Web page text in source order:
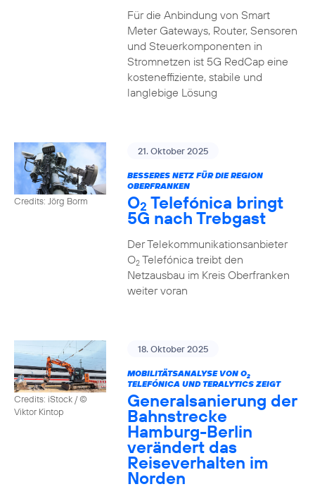
Für die Anbindung von Smart
Meter Gateways, Router, Sensoren
und Steuerkomponenten in
Stromnetzen ist 5G RedCap eine
kosteneffiziente, stabile und
langlebige Lösung
Credits: Jörg Borm
21. Oktober 2025
BESSERES NETZ FÜR DIE REGION
OBERFRANKEN
O2 Telefónica bringt
5G nach Trebgast
Der Telekommunikationsanbieter
O2Telefónica treibt den
Netzausbau im Kreis Oberfranken
weiter voran
Credits: iStock / ©
Viktor Kintop
18. Oktober 2025
MOBILITÄTSANALYSE VON O2
TELEFÓNICA UND TERALYTICS ZEIGT
Generalsanierung der
Bahnstrecke
Hamburg-Berlin
verändert das
Reiseverhalten im
Norden